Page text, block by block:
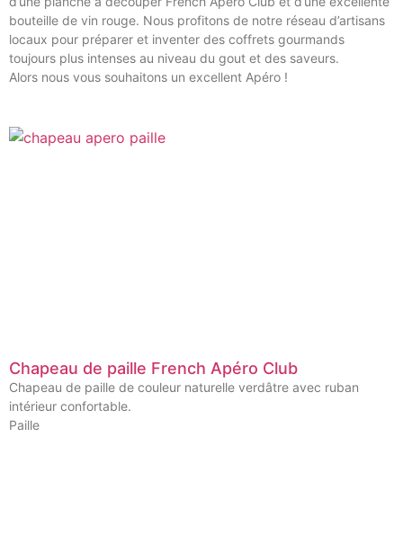
bouteille de vin rouge. Nous profitons de notre réseau d’artisans
locaux pour préparer et inventer des coffrets gourmands
toujours plus intenses au niveau du gout et des saveurs.
Alors nous vous souhaitons un excellent Apéro !
Chapeau de paille French Apéro Club
Chapeau de paille de couleur naturelle verdâtre avec ruban
intérieur confortable.
Paille